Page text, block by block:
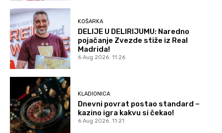
KOŠARKA
DELIJE U DELIRIJUMU: Naredno
pojačanje Zvezde stiže iz Real
Madrida!
6 Aug 2026. 11:26
KLADIONICA
Dnevni povrat postao standard –
kazino igra kakvu si čekao!
6 Aug 2026. 11:21